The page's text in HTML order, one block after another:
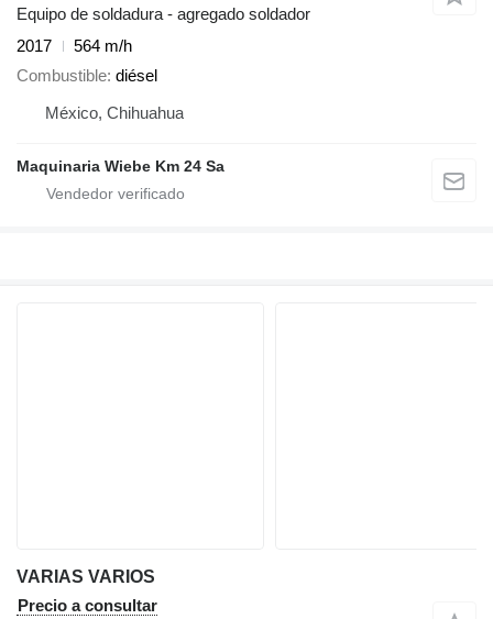
Equipo de soldadura - agregado soldador
2017
564 m/h
Combustible diésel
México, Chihuahua
Maquinaria Wiebe Km 24 Sa
VARIAS VARIOS
Precio a consultar